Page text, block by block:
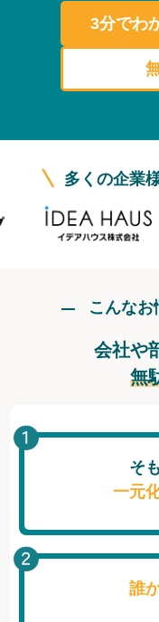
よくある質問
資料ダウンロード
ログイン
3分でわ
多くの企業
こんなお
会社や
無
そ
一元
誰